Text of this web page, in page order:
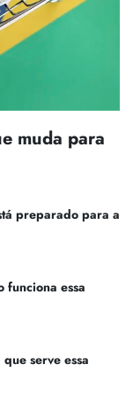
muda para
preparado para a
funciona essa
serve essa